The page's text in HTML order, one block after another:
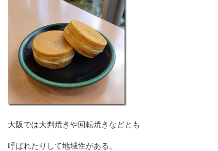
大阪では大判焼きや回転焼きなどとも
呼ばれたりして地域性がある。